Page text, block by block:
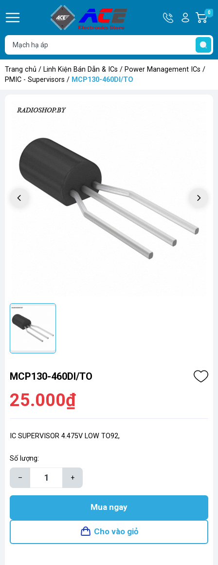
Hotline
0932
762514
Tài
khoản
Hello,
Khách
0
Trang chủ / Linh Kiện Bán Dẫn & ICs / Power Management ICs /
PMIC - Supervisors / MCP130-460DI/TO
MCP130-460DI/TO
25.000₫
IC SUPERVISOR 4.475V LOW TO92,
Số lượng:
– +
Mua ngay
Cho vào giỏ